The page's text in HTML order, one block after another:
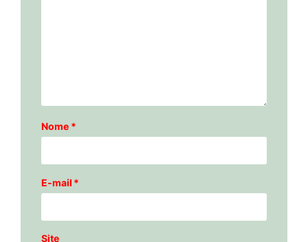
Nome *
E-mail *
Site